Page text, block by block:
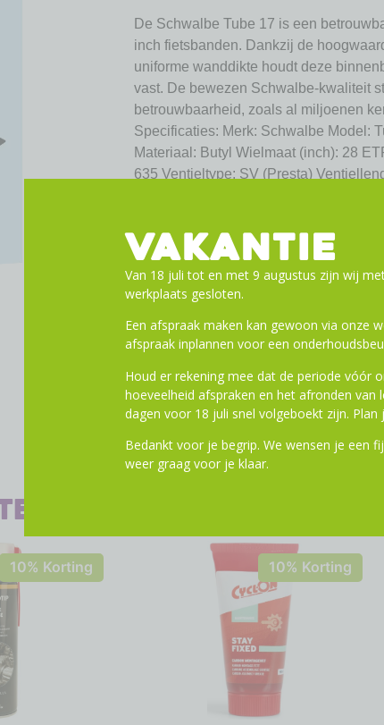
De Schwalbe Tube 17 is een
inch fietsbanden. Dankzij de
uniforme wanddikte houdt deze
vast. De bewezen Schwalbe-kwaliteit
betrouwbaarheid, zoals al miljoenen
Specificaties: Merk: Schwalbe Model:
Materiaal: Butyl Wielmaat (inch): 28
635 Ventieltype: SV (Presta)
Toevoegen
10% Korting 10% Korting
VAKANTIE
Van 18 juli tot en met 9 augustus zijn wij
werkplaats gesloten.
Een afspraak maken kan gewoon via onze
afspraak inplannen voor een
Houd er rekening mee dat de periode vóór
hoeveelheid afspraken en het afronden van
dagen voor 18 juli snel volgeboekt zijn.
Bedankt voor je begrip. We wensen je een
weer graag voor je klaar.